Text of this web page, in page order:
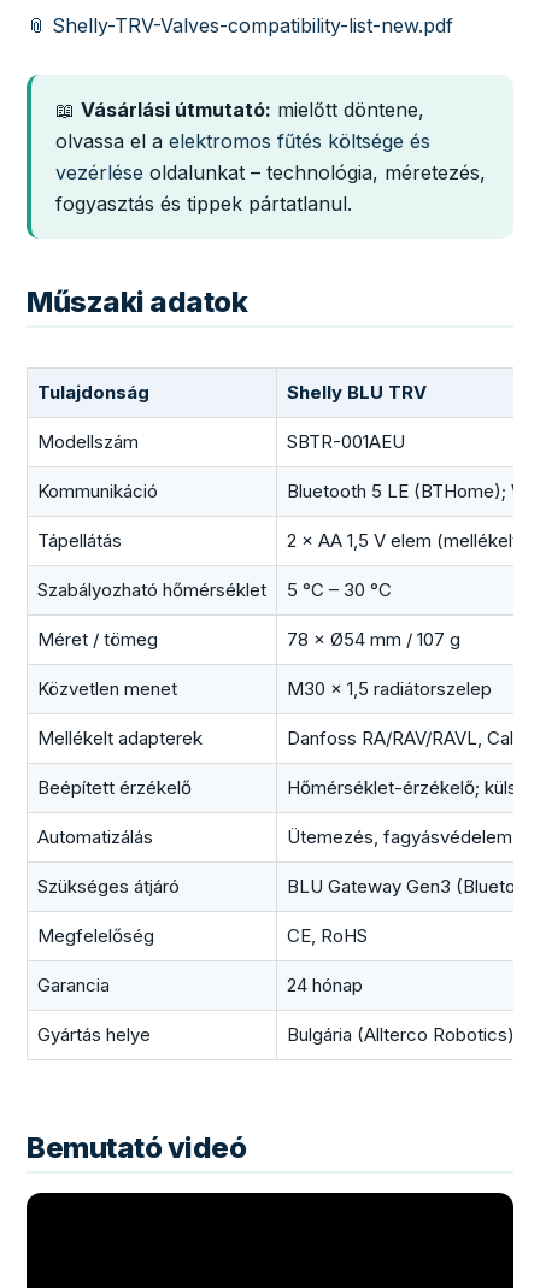
📎 Shelly-TRV-Valves-compatibility-list-new.pdf
📖 Vásárlási útmutató: mielőtt döntene,
olvassa el a elektromos fűtés költsége és
vezérlése oldalunkat – technológia, méretezés,
fogyasztás és tippek pártatlanul.
Műszaki adatok
Tulajdonság Shelly BLU TRV
Modellszám SBTR-001AEU
Kommunikáció Bluetooth 5 LE (BTHome);
Tápellátás 2 × AA 1,5 V elem
Szabályozható hőmérséklet 5 °C – 30 °C
Méret / tömeg 78 × Ø54 mm / 107 g
Közvetlen menet M30 × 1,5 radiátorszelep
Mellékelt adapterek Danfoss RA/RAV/RAVL,
Beépített érzékelő Hőmérséklet-érzékelő; külső
Automatizálás Ütemezés, fagyásvédelem,
Szükséges átjáró BLU Gateway Gen3
Megfelelőség CE, RoHS
Garancia 24 hónap
Gyártás helye Bulgária (Allterco Robotics)
Bemutató videó